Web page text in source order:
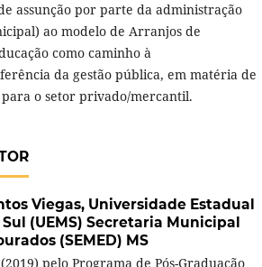
assunção por parte da administração
ao modelo de Arranjos de
como caminho à
da gestão pública, em matéria de
o setor privado/mercantil.
Viegas, Universidade Estadual
(UEMS) Secretaria Municipal
(SEMED) MS
pelo Programa de Pós-Graduação